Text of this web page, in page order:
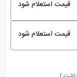
قیمت استعلام شود
قیمت استعلام شود